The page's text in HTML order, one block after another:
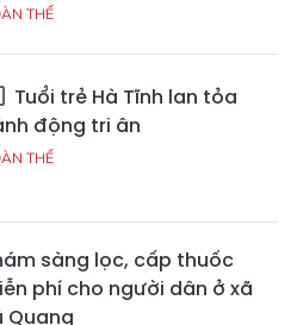
THỂ
Tuổi trẻ Hà Tĩnh lan tỏa
động tri ân
THỂ
sàng lọc, cấp thuốc
phí cho người dân ở xã
Quang